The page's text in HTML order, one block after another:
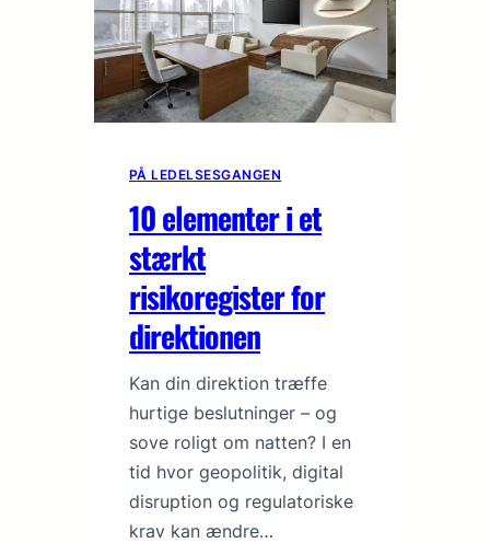
PÅ LEDELSESGANGEN
10 elementer i et
stærkt
risikoregister for
direktionen
Kan din direktion træffe
hurtige beslutninger – og
sove roligt om natten? I en
tid hvor geopolitik, digital
disruption og regulatoriske
krav kan ændre…